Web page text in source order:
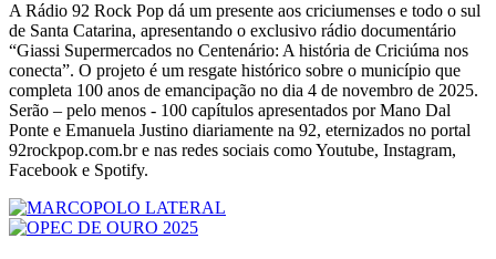
A Rádio 92 Rock Pop dá um presente aos criciumenses e todo o sul
de Santa Catarina, apresentando o exclusivo rádio documentário
“Giassi Supermercados no Centenário: A história de Criciúma nos
conecta”. O projeto é um resgate histórico sobre o município que
completa 100 anos de emancipação no dia 4 de novembro de 2025.
Serão – pelo menos - 100 capítulos apresentados por Mano Dal
Ponte e Emanuela Justino diariamente na 92, eternizados no portal
92rockpop.com.br e nas redes sociais como Youtube, Instagram,
Facebook e Spotify.